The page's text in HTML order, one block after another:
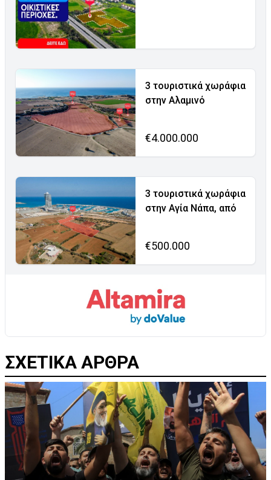
3 τουριστικά χωράφια
στην Αλαμινό
€4.000.000
3 τουριστικά χωράφια
στην Αγία Νάπα, από
€500.000
ΣΧΕΤΙΚΑ ΑΡΘΡΑ